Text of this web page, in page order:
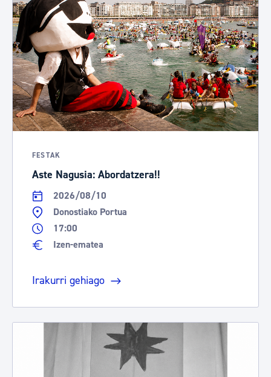
FESTAK
Aste Nagusia: Abordatzera!!
2026/08/10
Donostiako Portua
17:00
Izen-ematea
Irakurri gehiago